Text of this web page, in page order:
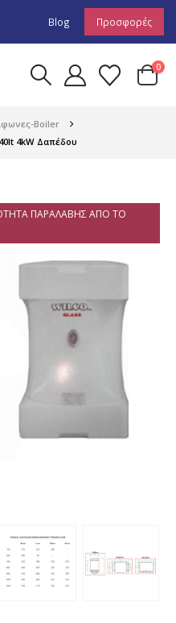
Blog Προσφορές
0
Boiler
4kW Δαπέδου
ΠΑΡΑΛΑΒΉΣ ΑΠΌ ΤΟ